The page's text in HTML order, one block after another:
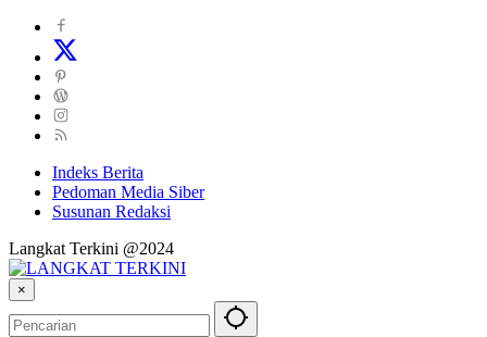
Indeks Berita
Pedoman Media Siber
Susunan Redaksi
Langkat Terkini @2024
×